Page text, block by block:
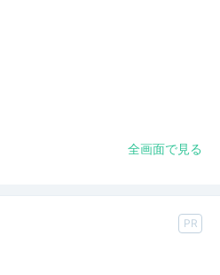
全画面で見る
PR